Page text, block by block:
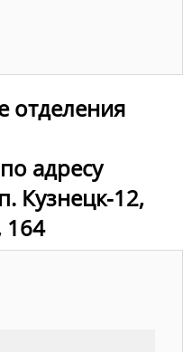
отделения
адресу
Кузнецк-12,
164